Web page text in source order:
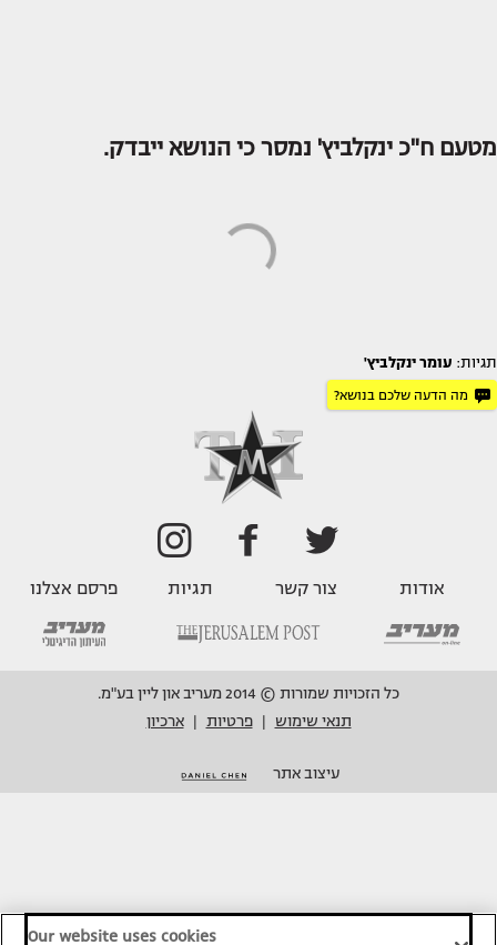
מטעם ח"כ ינקלביץ' נמסר כי הנושא ייבדק.
תגיות: עומר ינקלביץ'
מה הדעה שלכם בנושא?
אודות צור קשר תגיות פרסם אצלנו
כל הזכויות שמורות © 2014 מעריב און ליין בע"מ.
תנאי שימוש
פרטיות ארכיון
עיצוב אתר
Our website uses cookies